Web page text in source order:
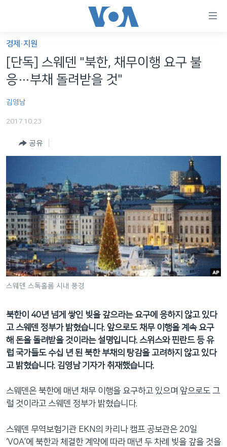
가
능
링
인
이
동
메
인
네
비
게
이
션
동
검
이
세계
라디오
프로그램
주파수 안내
언어 선택
경제·지원
[단독] 스웨덴 "북한, 채무이행 요구 불
응…부채 돌려받을 것"
김영남
2017.10.23
공유
스웨덴 스톡홀롬 시내 풍경
북한이 40년 넘게 쌓인 빚을 갚으라는 요구에 응하지 않고 있다
고 스웨덴 정부가 밝혔습니다. 앞으로도 채무 이행을 계속 요구
해 돈을 돌려받을 것이라는 설명입니다. 스위스와 핀란드 등 유
럽 국가들도 수십 년 된 북한 부채의 탕감을 고려하지 않고 있다
고 밝혔습니다. 김영남 기자가 취재했습니다.
스웨덴은 북한에 매년 채무 이행을 요구하고 있으며 앞으로도 그
럴 것이라고 스웨덴 정부가 밝혔습니다.
스웨덴 무역보험기관 EKN의 카리나 캠프 공보관은 20일
‘VOA’에 북한과 체결한 계약에 따라 매년 두 차례 빚을 갚을 것을